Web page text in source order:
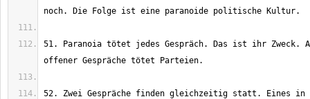
51. Paranoia tötet jedes Gespräch. Das ist ihr Zweck.
52. Zwei Gespräche finden gleichzeitig statt. Eines in